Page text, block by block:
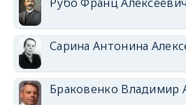
Сарина Антонина
Браковенко Владимир